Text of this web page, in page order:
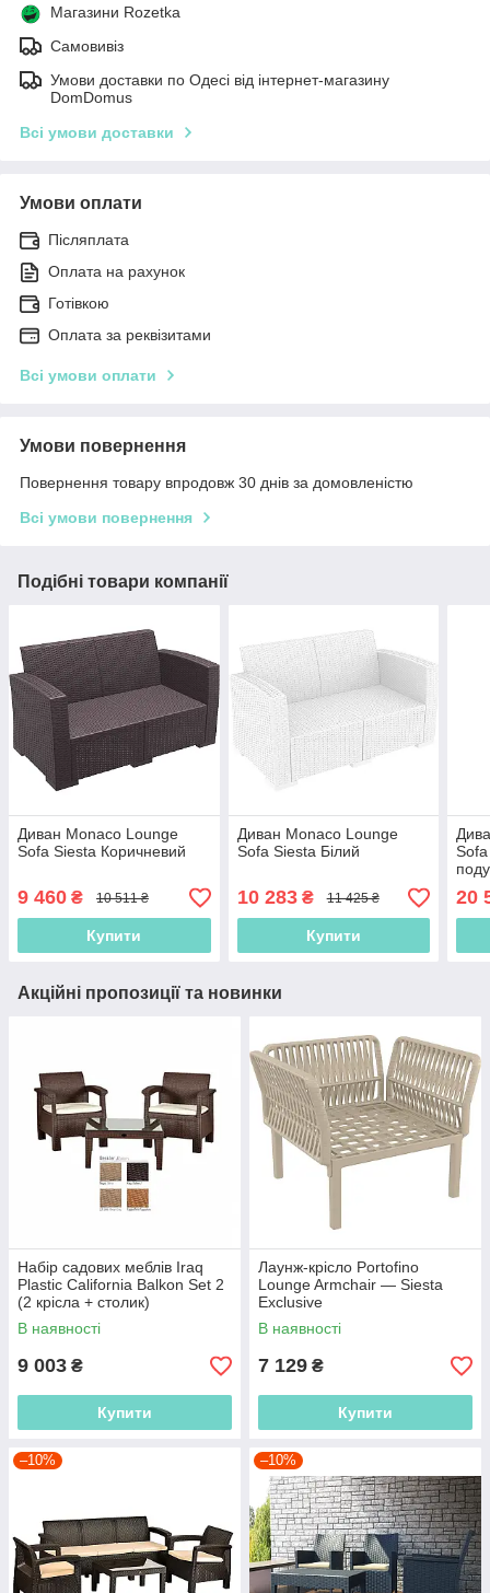
Магазини Rozetka
Самовивіз
Умови доставки по Одесі від інтернет-магазину
DomDomus
Всі умови доставки
Умови оплати
Післяплата
Оплата на рахунок
Готівкою
Оплата за реквізитами
Всі умови оплати
Умови повернення
Повернення товару впродовж 30 днів за домовленістю
Всі умови повернення
Подібні товари компанії
Диван Monaco Lounge
Sofa Siesta Коричневий
9 460 ₴ 10 511 ₴
Купити
Диван Monaco Lounge
Sofa Siesta Білий
10 283₴ 11 425 ₴
Купити
20
Акційні пропозиції та новинки
Набір садових меблів Iraq
Plastic California Balkon Set 2
(2 крісла + столик)
В наявності
9 003 ₴
Купити
Лаунж-крісло Portofino
Lounge Armchair — Siesta
Exclusive
В наявності
7 129 ₴
Купити
–10% –10%